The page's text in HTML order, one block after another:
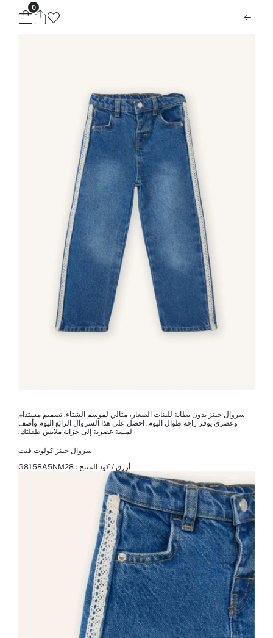
0
سروال جينز بدون بطانة للبنات الصغار، مثالي لموسم الشتاء. تصميم مستدام
وعصري يوفر راحة طوال اليوم. احصل على هذا السروال الرائع اليوم وأضف
لمسة عصرية إلى خزانة ملابس طفلتك.
سروال جينز كولوت فيت
أزرق / كود المنتج : G8158A5NM28